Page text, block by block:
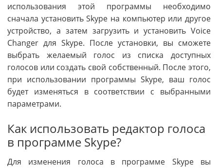
использования этой программы необходимо
сначала установить Skype на компьютер или другое
устройство, а затем загрузить и установить Voice
Changer для Skype. После установки, вы сможете
выбрать желаемый голос из списка доступных
голосов или создать свой собственный. После этого,
при использовании программы Skype, ваш голос
будет изменяться в соответствии с выбранными
параметрами.
Как использовать редактор голоса
в программе Skype?
Для изменения голоса в программе Skype вы